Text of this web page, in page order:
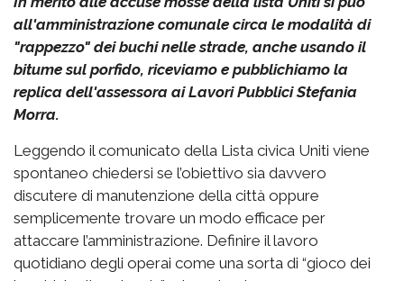
all'amministrazione comunale circa le modalità di
"rappezzo" dei buchi nelle strade, anche usando il
bitume sul porfido, riceviamo e pubblichiamo la
replica dell'assessora ai Lavori Pubblici Stefania
Morra.
Leggendo il comunicato della Lista civica Uniti viene
spontaneo chiedersi se l’obiettivo sia davvero
discutere di manutenzione della città oppure
semplicemente trovare un modo efficace per
attaccare l’amministrazione. Definire il lavoro
quotidiano degli operai come una sorta di “gioco dei